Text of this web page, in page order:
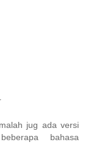
jug ada versi
bahasa